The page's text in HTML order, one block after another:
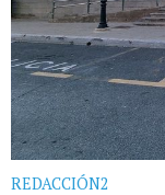
REDACCIÓN2